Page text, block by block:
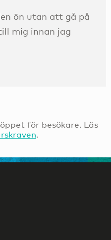
ön utan att gå på
mig innan jag
för besökare. Läs
.